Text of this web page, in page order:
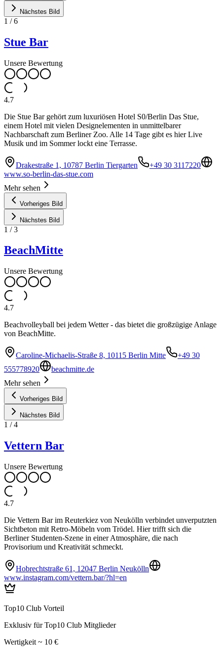
Nächstes Bild
1 /6
Stue Bar
Unsere Bewertung
4.7
Die Stue Bar gehört zum luxuriösen Hotel S0/Berlin Das Stue,
einem Hotel mit vielen Designelementen in unmittelbarer
Nachbarschaft zum Berliner Zoo. Alle 14 Tage gibt es hier Live
Musik und im Sommer lockt eine Terrasse.
Drakestraße 1, 10787 Berlin Tiergarten
+49 30 3117220
www.so-berlin-das-stue.com
Mehr sehen
Vorheriges Bild
Nächstes Bild
1 /3
BeachMitte
Unsere Bewertung
4.7
Beachvolleyball bei jedem Wetter - das bietet die großzügige Anlage
von BeachMitte.
Caroline-Michaelis-Straße 8, 10115 Berlin Mitte
+49 30
555778920
beachmitte.de
Mehr sehen
Vorheriges Bild
Nächstes Bild
1 /4
Vettern Bar
Unsere Bewertung
4.7
Die Vettern Bar im Reuterkiez von Neukölln verbindet unverputzten
Sichtbeton mit Retro-Möbeln vom Trödel. Hier trifft sich die
Berliner Studenten-Szene in einer Atmosphäre, die nach
Provisorium und Kreativität schmeckt.
Hobrechtstraße 61, 12047 Berlin Neukölln
www.instagram.com/vettern.bar/?hl=en
Top10 Club Vorteil
Exklusiv für Top10 Club Mitglieder
Wertigkeit ~ 10 €